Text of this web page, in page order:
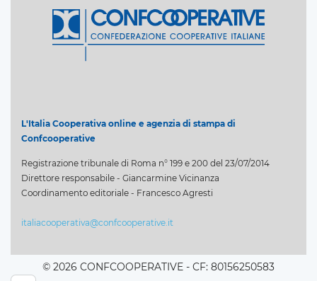
L'Italia Cooperativa online e agenzia di stampa di
Confcooperative
Registrazione tribunale di Roma n° 199 e 200 del 23/07/2014
Direttore responsabile - Giancarmine Vicinanza
Coordinamento editoriale - Francesco Agresti
italiacooperativa@confcooperative.it
© 2026 CONFCOOPERATIVE - CF: 80156250583